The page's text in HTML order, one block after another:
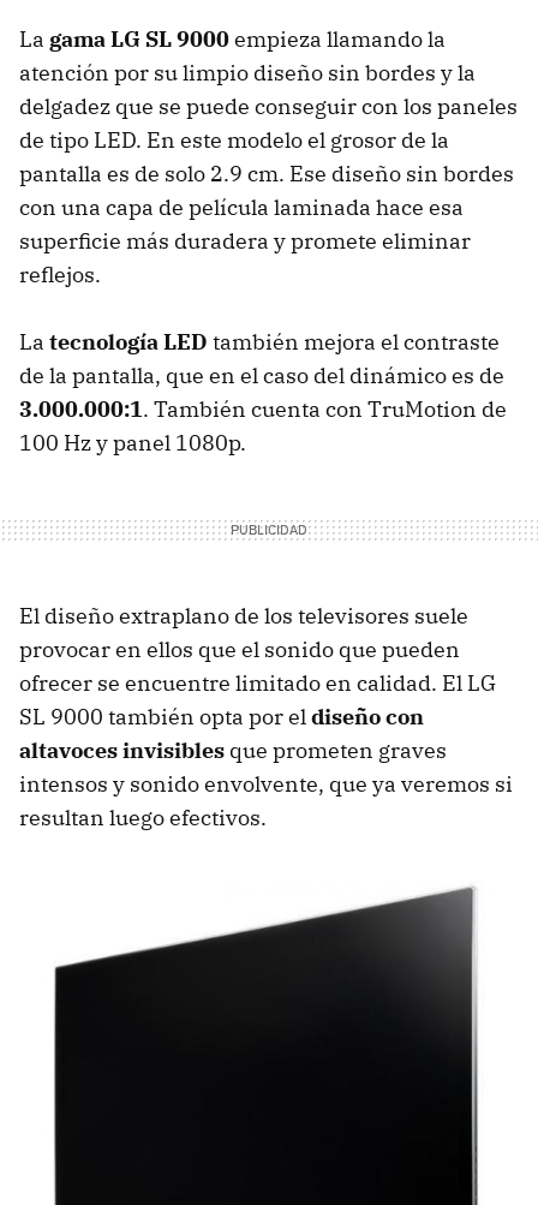
La gama LG SL 9000empieza llamando la
atención por su limpio diseño sin bordes y la
delgadez que se puede conseguir con los paneles
de tipo LED. En este modelo el grosor de la
pantalla es de solo 2.9 cm. Ese diseño sin bordes
con una capa de película laminada hace esa
superficie más duradera y promete eliminar
reflejos.
La tecnología LED también mejora el contraste
de la pantalla, que en el caso del dinámico es de
3.000.000:1. También cuenta con TruMotion de
100 Hz y panel 1080p.
El diseño extraplano de los televisores suele
provocar en ellos que el sonido que pueden
ofrecer se encuentre limitado en calidad. El LG
SL 9000 también opta por el diseño con
altavoces invisibles que prometen graves
intensos y sonido envolvente, que ya veremos si
resultan luego efectivos.